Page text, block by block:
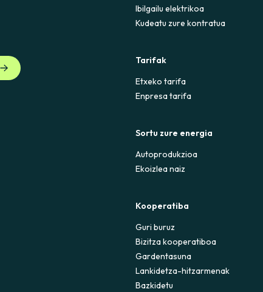
Ibilgailu elektrikoa
Kudeatu zure kontratua
Tarifak
Etxeko tarifa
Enpresa tarifa
Sortu zure energia
Autoprodukzioa
Ekoizlea naiz
Kooperatiba
Guri buruz
Bizitza kooperatiboa
Gardentasuna
Lankidetza-hitzarmenak
Bazkidetu